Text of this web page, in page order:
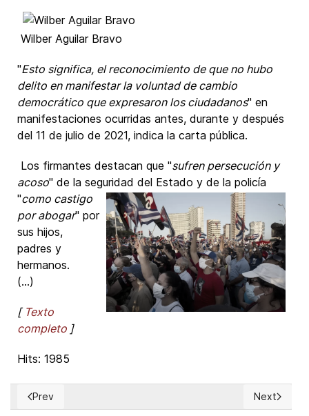
Wilber Aguilar Bravo
"Esto significa, el reconocimiento de que no hubo
delito en manifestar la voluntad de cambio
democrático que expresaron los ciudadanos" en
manifestaciones ocurridas antes, durante y después
del 11 de julio de 2021, indica la carta pública.
Los firmantes destacan que "sufren persecución y
acoso" de la seguridad del Estado y de la policía
"como castigo
por abogar" por
sus hijos,
padres y
hermanos.
(...)
[ Texto
completo ]
Hits: 1985
Previous article: China replaces Tibet’s name with ‘Xizang’
Prev Next
Next